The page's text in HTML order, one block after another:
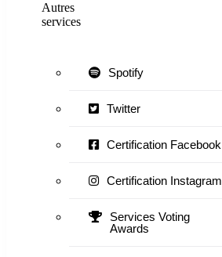
Autres
services
Spotify
Twitter
Certification Facebook
Certification Instagram
Services Voting
Awards